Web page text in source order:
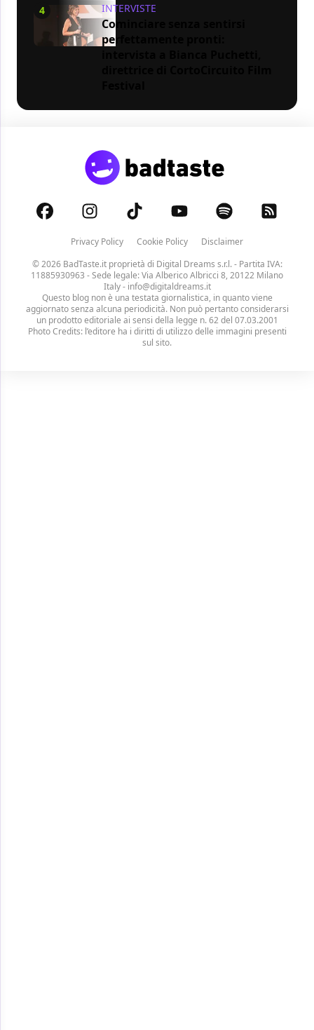
4 INTERVISTE
Cominciare senza sentirsi
perfettamente pronti:
Privacy Policy Cookie Policy
Disclaimer
© 2026 BadTaste.it proprietà di Digital Dreams s.r.l.- Partita IVA:
11885930963 - Sede legale: Via Alberico Albricci 8, 20122 Milano
Italy - info@digitaldreams.it
Questo blog non è una testata giornalistica, in quanto viene
aggiornato senza alcuna periodicità. Non può pertanto considerarsi
un prodotto editoriale ai sensi della legge n. 62 del 07.03.2001
Photo Credits: l’editore ha i diritti di utilizzo delle immagini presenti
sul sito.